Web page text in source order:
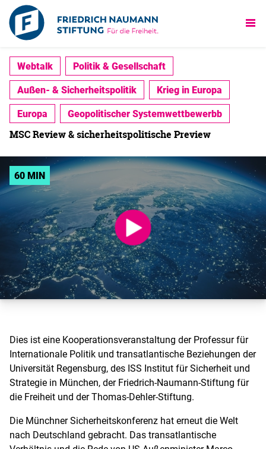
Webtalk
Politik & Gesellschaft
Außen- & Sicherheitspolitik
Krieg in Europa
Europa
Geopolitischer Systemwettbewerbb
MSC Review & sicherheitspolitische Preview
60 MIN
Dies ist eine Kooperationsveranstaltung der Professur für
Internationale Politik und transatlantische Beziehungen der
Universität Regensburg, des ISS Institut für Sicherheit und
Strategie in München, der Friedrich-Naumann-Stiftung für
die Freiheit und der Thomas-Dehler-Stiftung.
Die Münchner Sicherheitskonferenz hat erneut die Welt
nach Deutschland gebracht. Das transatlantische